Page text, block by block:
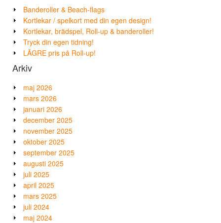
Banderoller & Beach-flags
Kortlekar / spelkort med din egen design!
Kortlekar, brädspel, Roll-up & banderoller!
Tryck din egen tidning!
LÄGRE pris på Roll-up!
Arkiv
maj 2026
mars 2026
januari 2026
december 2025
november 2025
oktober 2025
september 2025
augusti 2025
juli 2025
april 2025
mars 2025
juli 2024
maj 2024